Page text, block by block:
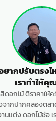
ยากปรับตรงไ
เราทำให้คุ
ดอกไม้ ตีราคาให้
ากปากคลองตลา
นแต่ง ดอกไม้ช่อ เ